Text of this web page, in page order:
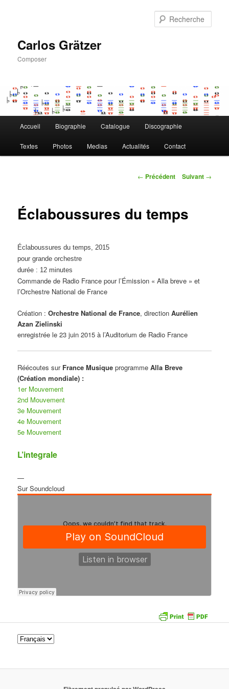
Carlos Grätzer
Composer
principal
Accueil Biographie Catalogue Discographie
Textes Photos Medias Actualités Contact
Navigation
← Précédent Suivant →
Éclaboussures du temps
Éclaboussures du temps, 2015
pour grande orchestre
durée : 12 minutes
Commande de Radio France pour l’Émission « Alla breve » et
l’Orchestre National de France
Création :Orchestre National de France, directionAurélien
Azan Zielinski
enregistrée le 23 juin 2015 à l’Auditorium de Radio France
Réécoutes surFrance Musiqueprogramme Alla Breve
(Création mondiale) :
1er Mouvement
2nd Mouvement
3e Mouvement
4e Mouvement
5e Mouvement
L’integrale
—
Sur Soundcloud